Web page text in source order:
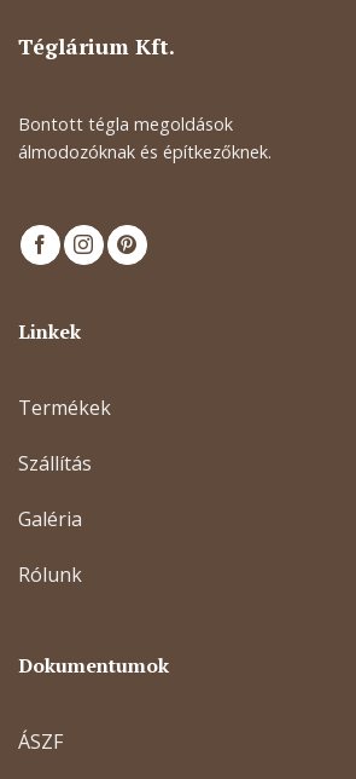
Téglárium Kft.
Bontott tégla megoldások
álmodozóknak és építkezőknek.
Linkek
Termékek
Szállítás
Galéria
Rólunk
Dokumentumok
ÁSZF